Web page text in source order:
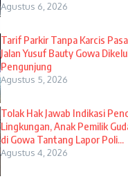
Agustus 6, 2026
Tarif Parkir Tanpa Karcis
Jalan Yusuf Bauty Gowa
Pengunjung
Agustus 5, 2026
Tolak Hak Jawab Indikasi
Lingkungan, Anak Pemilik
di Gowa Tantang Lapor Poli...
Agustus 4, 2026